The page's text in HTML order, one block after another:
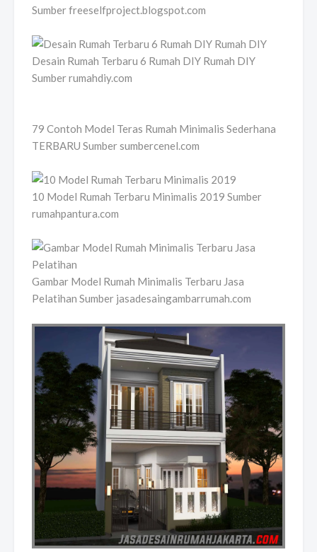
Sumber freeselfproject.blogspot.com
Desain Rumah Terbaru 6 Rumah DIY Rumah DIY
Sumber rumahdiy.com
79 Contoh Model Teras Rumah Minimalis Sederhana
TERBARU Sumber sumbercenel.com
10 Model Rumah Terbaru Minimalis 2019 Sumber
rumahpantura.com
Gambar Model Rumah Minimalis Terbaru Jasa
Pelatihan Sumber jasadesaingambarrumah.com